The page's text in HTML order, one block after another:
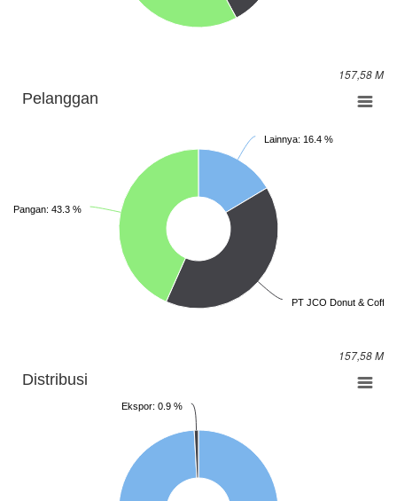
157,58 M
Pelanggan
Lainnya: 16.4 %
PT JCO Donut &
Pangan: 43.3 %
157,58 M
Distribusi
Ekspor: 0.9 %